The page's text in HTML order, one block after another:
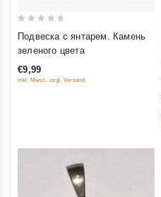
out
5
Подвеска с янтарем. Камень
зеленого цвета
€9,99
inkl. Mwst., zzgl. Versand